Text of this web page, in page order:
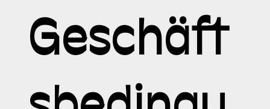
Geschäft